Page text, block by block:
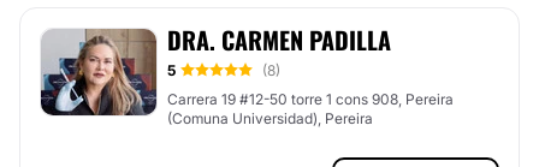
DRA. CARMEN PADILLA
5
(8)
Carrera 19 #12-50 torre 1 cons 908, Pereira
(Comuna Universidad), Pereira